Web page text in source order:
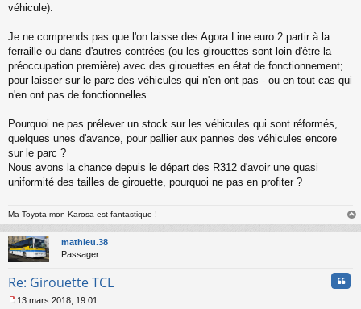
véhicule).
Je ne comprends pas que l'on laisse des Agora Line euro 2 partir à la
ferraille ou dans d'autres contrées (ou les girouettes sont loin d'être la
préoccupation première) avec des girouettes en état de fonctionnement;
pour laisser sur le parc des véhicules qui n'en ont pas - ou en tout cas qui
n'en ont pas de fonctionnelles.
Pourquoi ne pas prélever un stock sur les véhicules qui sont réformés,
quelques unes d'avance, pour pallier aux pannes des véhicules encore
sur le parc ?
Nous avons la chance depuis le départ des R312 d'avoir une quasi
uniformité des tailles de girouette, pourquoi ne pas en profiter ?
Ma Toyota mon Karosa est fantastique !
au
mathieu.38
Passager
Re: Girouette TCL
13 mars 2018, 19:01